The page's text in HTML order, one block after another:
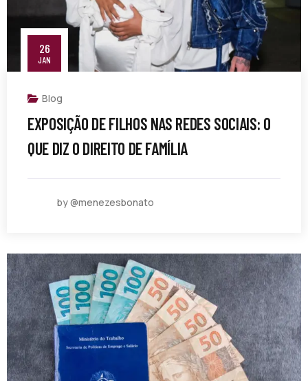
26
JAN
Blog
EXPOSIÇÃO DE FILHOS NAS REDES SOCIAIS: O
QUE DIZ O DIREITO DE FAMÍLIA
by @menezesbonato